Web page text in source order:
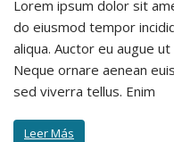
Lorem ipsum dolor sit
do eiusmod tempor
aliqua. Auctor eu augue
Neque ornare aenean
sed viverra tellus. Enim
Leer Más